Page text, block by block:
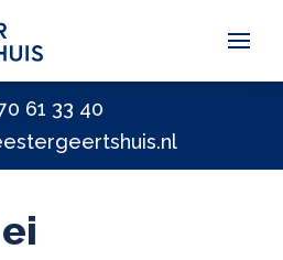
Delen 2026
61 33 40